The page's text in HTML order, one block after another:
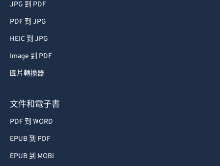
JPG 到 PDF
PDF 到 JPG
HEIC 到 JPG
Image 到 PDF
圖片轉換器
文件和電子書
PDF 到 WORD
EPUB 到 PDF
EPUB 到 MOBI